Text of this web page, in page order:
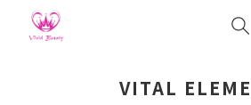
VITAL